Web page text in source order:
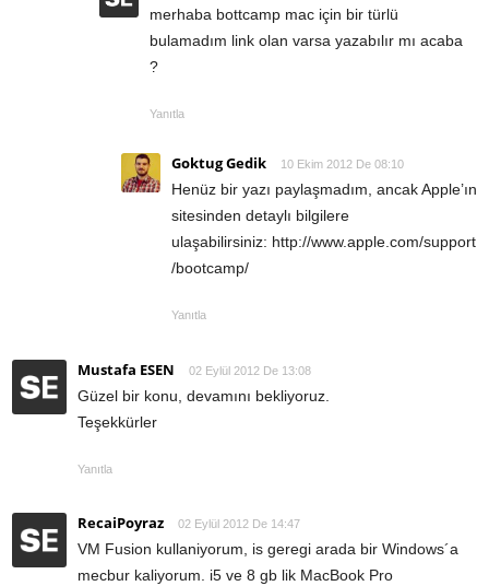
merhaba bottcamp mac için bir türlü
bulamadım link olan varsa yazabılır mı acaba
?
Yanıtla
Goktug Gedik 10 Ekim 2012 De 08:10
Henüz bir yazı paylaşmadım, ancak Apple’ın
sitesinden detaylı bilgilere
ulaşabilirsiniz: http://www.apple.com/support
/bootcamp/
Yanıtla
Mustafa ESEN 02 Eylül 2012 De 13:08
Güzel bir konu, devamını bekliyoruz.
Teşekkürler
Yanıtla
RecaiPoyraz 02 Eylül 2012 De 14:47
VM Fusion kullaniyorum, is geregi arada bir Windows´a
mecbur kaliyorum. i5 ve 8 gb lik MacBook Pro